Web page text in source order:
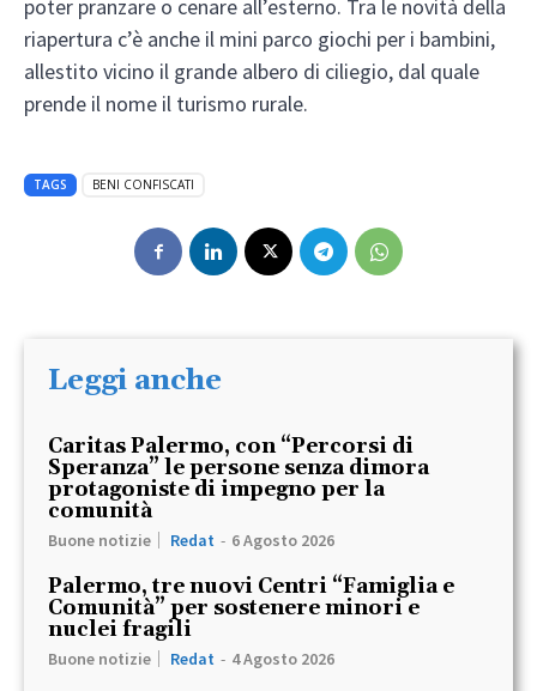
poter pranzare o cenare all’esterno. Tra le novità della
riapertura c’è anche il mini parco giochi per i bambini,
allestito vicino il grande albero di ciliegio, dal quale
prende il nome il turismo rurale.
TAGS BENI CONFISCATI
Leggi anche
Caritas Palermo, con “Percorsi di
Speranza” le persone senza dimora
protagoniste di impegno per la
comunità
Buone notizie Redat - 6 Agosto 2026
Palermo, tre nuovi Centri “Famiglia e
Comunità” per sostenere minori e
nuclei fragili
Buone notizie Redat - 4 Agosto 2026